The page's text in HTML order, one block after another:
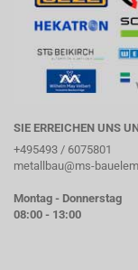
SIE ERREICHEN UNS
+495493 / 6075801
metallbau@ms-
Montag - Donnerstag
08:00 - 13:00